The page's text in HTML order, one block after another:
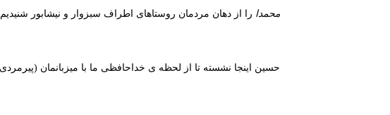
محمدا را از دهان مردمان روستاهای اطراف سبزوار و نیشابور شنیدیم.
حسین اینجا نشسته تا از لحظه ی خداحافظی ما با میزبانمان (پیرمردی